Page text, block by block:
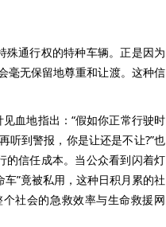
通行权的特种车辆。正是因为
毫无保留地尊重和让渡。这种信
血地指出：“假如你正常行驶时
听到警报，你是让还是不让?”也
的信任成本。当公众看到闪着灯
”竟被私用，这种日积月累的社
社会的急救效率与生命救援网